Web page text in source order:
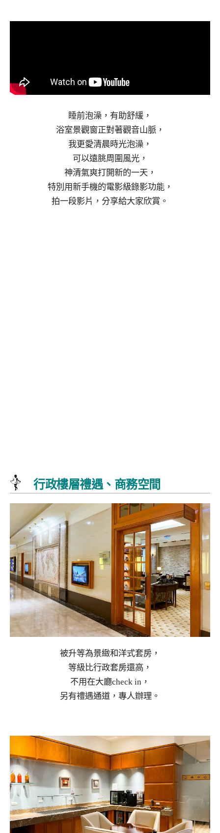
睡前泡澡，有助舒緩，
浴室景觀窗正對著觀音山脈，
我更愛清晨時光泡澡，
可以遠脁周圍風光，
神清氣爽打開新的一天，
特別用新手機的電影級錄影功能，
拍一段影片，分享給大家欣賞。
行政樓層禮遇、商務空間
被升等為景緻和洋式套房，
等級比行政套房還高，
不用在大廳check in，
另有禮遇通道，專人辦理。